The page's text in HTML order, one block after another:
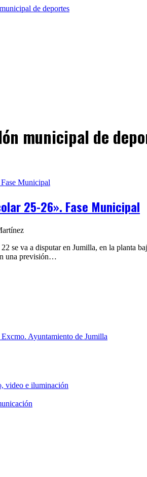
municipal de
25-26». Fase Municipal
se va a disputar en Jumilla, en la planta
una previsión…